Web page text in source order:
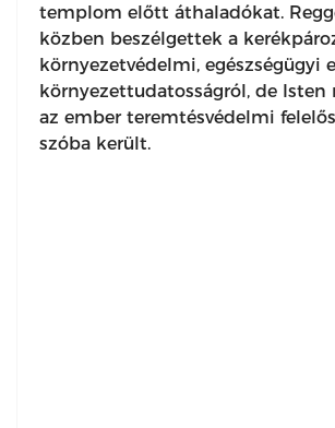
templom előtt áthaladókat.
közben beszélgettek a
környezetvédelmi, egészségügyi
környezettudatosságról, de Isten
az ember teremtésvédelmi
szóba került.